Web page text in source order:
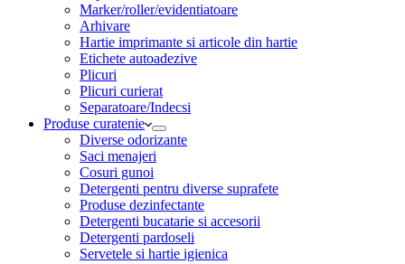
Marker/roller/evidentiatoare
Arhivare
Hartie imprimante si articole din hartie
Etichete autoadezive
Plicuri
Plicuri curierat
Separatoare/Indecsi
Produse curatenie
Diverse odorizante
Saci menajeri
Cosuri gunoi
Detergenti pentru diverse suprafete
Produse dezinfectante
Detergenti bucatarie si accesorii
Detergenti pardoseli
Servetele si hartie igienica